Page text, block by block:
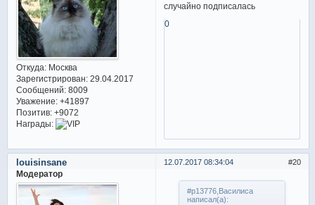
Откуда:Москва
Зарегистрирован: 29.04.2017
Сообщений:8009
Уважение: +41897
Позитив: +9072
Награды:
случайно подписалась
0
20
12.07.2017 08:34:04
louisinsane
Модератор
#p13776,Василиса
написал(а):